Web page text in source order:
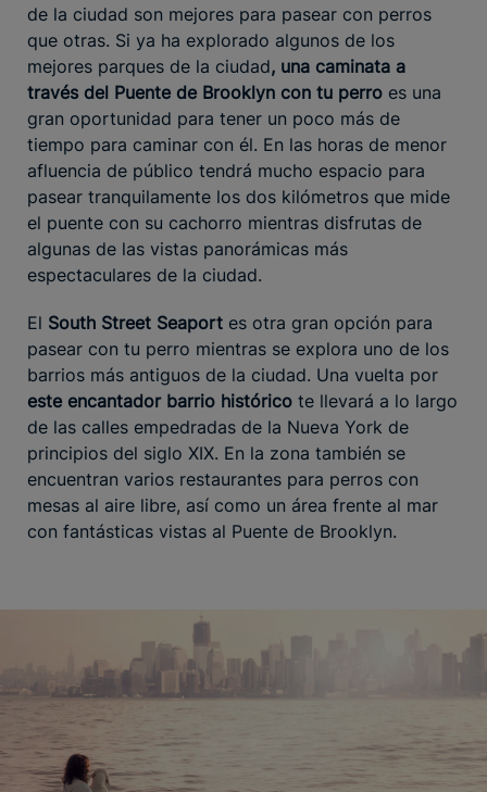
de la ciudad son mejores para pasear con perros
que otras. Si ya ha explorado algunos de los
mejores parques de la ciudad, una caminata a
través del Puente de Brooklyn con tu perro es una
gran oportunidad para tener un poco más de
tiempo para caminar con él. En las horas de menor
afluencia de público tendrá mucho espacio para
pasear tranquilamente los dos kilómetros que mide
el puente con su cachorro mientras disfrutas de
algunas de las vistas panorámicas más
espectaculares de la ciudad.
El South Street Seaport es otra gran opción para
pasear con tu perro mientras se explora uno de los
barrios más antiguos de la ciudad. Una vuelta por
este encantador barrio histórico te llevará a lo largo
de las calles empedradas de la Nueva York de
principios del siglo XIX. En la zona también se
encuentran varios restaurantes para perros con
mesas al aire libre, así como un área frente al mar
con fantásticas vistas al Puente de Brooklyn.